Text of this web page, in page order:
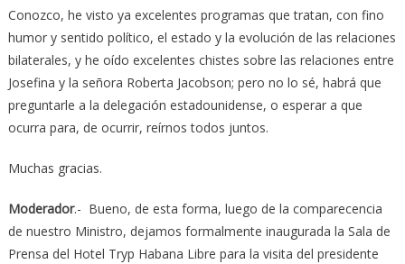
Conozco, he visto ya excelentes programas que tratan, con fino
humor y sentido político, el estado y la evolución de las relaciones
bilaterales, y he oído excelentes chistes sobre las relaciones entre
Josefina y la señora Roberta Jacobson; pero no lo sé, habrá que
preguntarle a la delegación estadounidense, o esperar a que
ocurra para, de ocurrir, reírnos todos juntos.
Muchas gracias.
Moderador.- Bueno, de esta forma, luego de la comparecencia
de nuestro Ministro, dejamos formalmente inaugurada la Sala de
Prensa del Hotel Tryp Habana Libre para la visita del presidente